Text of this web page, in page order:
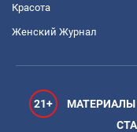
Красота
Женский Журнал
21+
МАТЕРИАЛЫ